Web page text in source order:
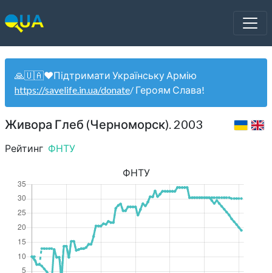
🙏🇺🇦❤️Підтримати Українську Армію
https://savelife.in.ua/donate/ Героям Слава!
Живора Глеб (Черноморск). 2003
Рейтинг ФНТУ
ФНТУ